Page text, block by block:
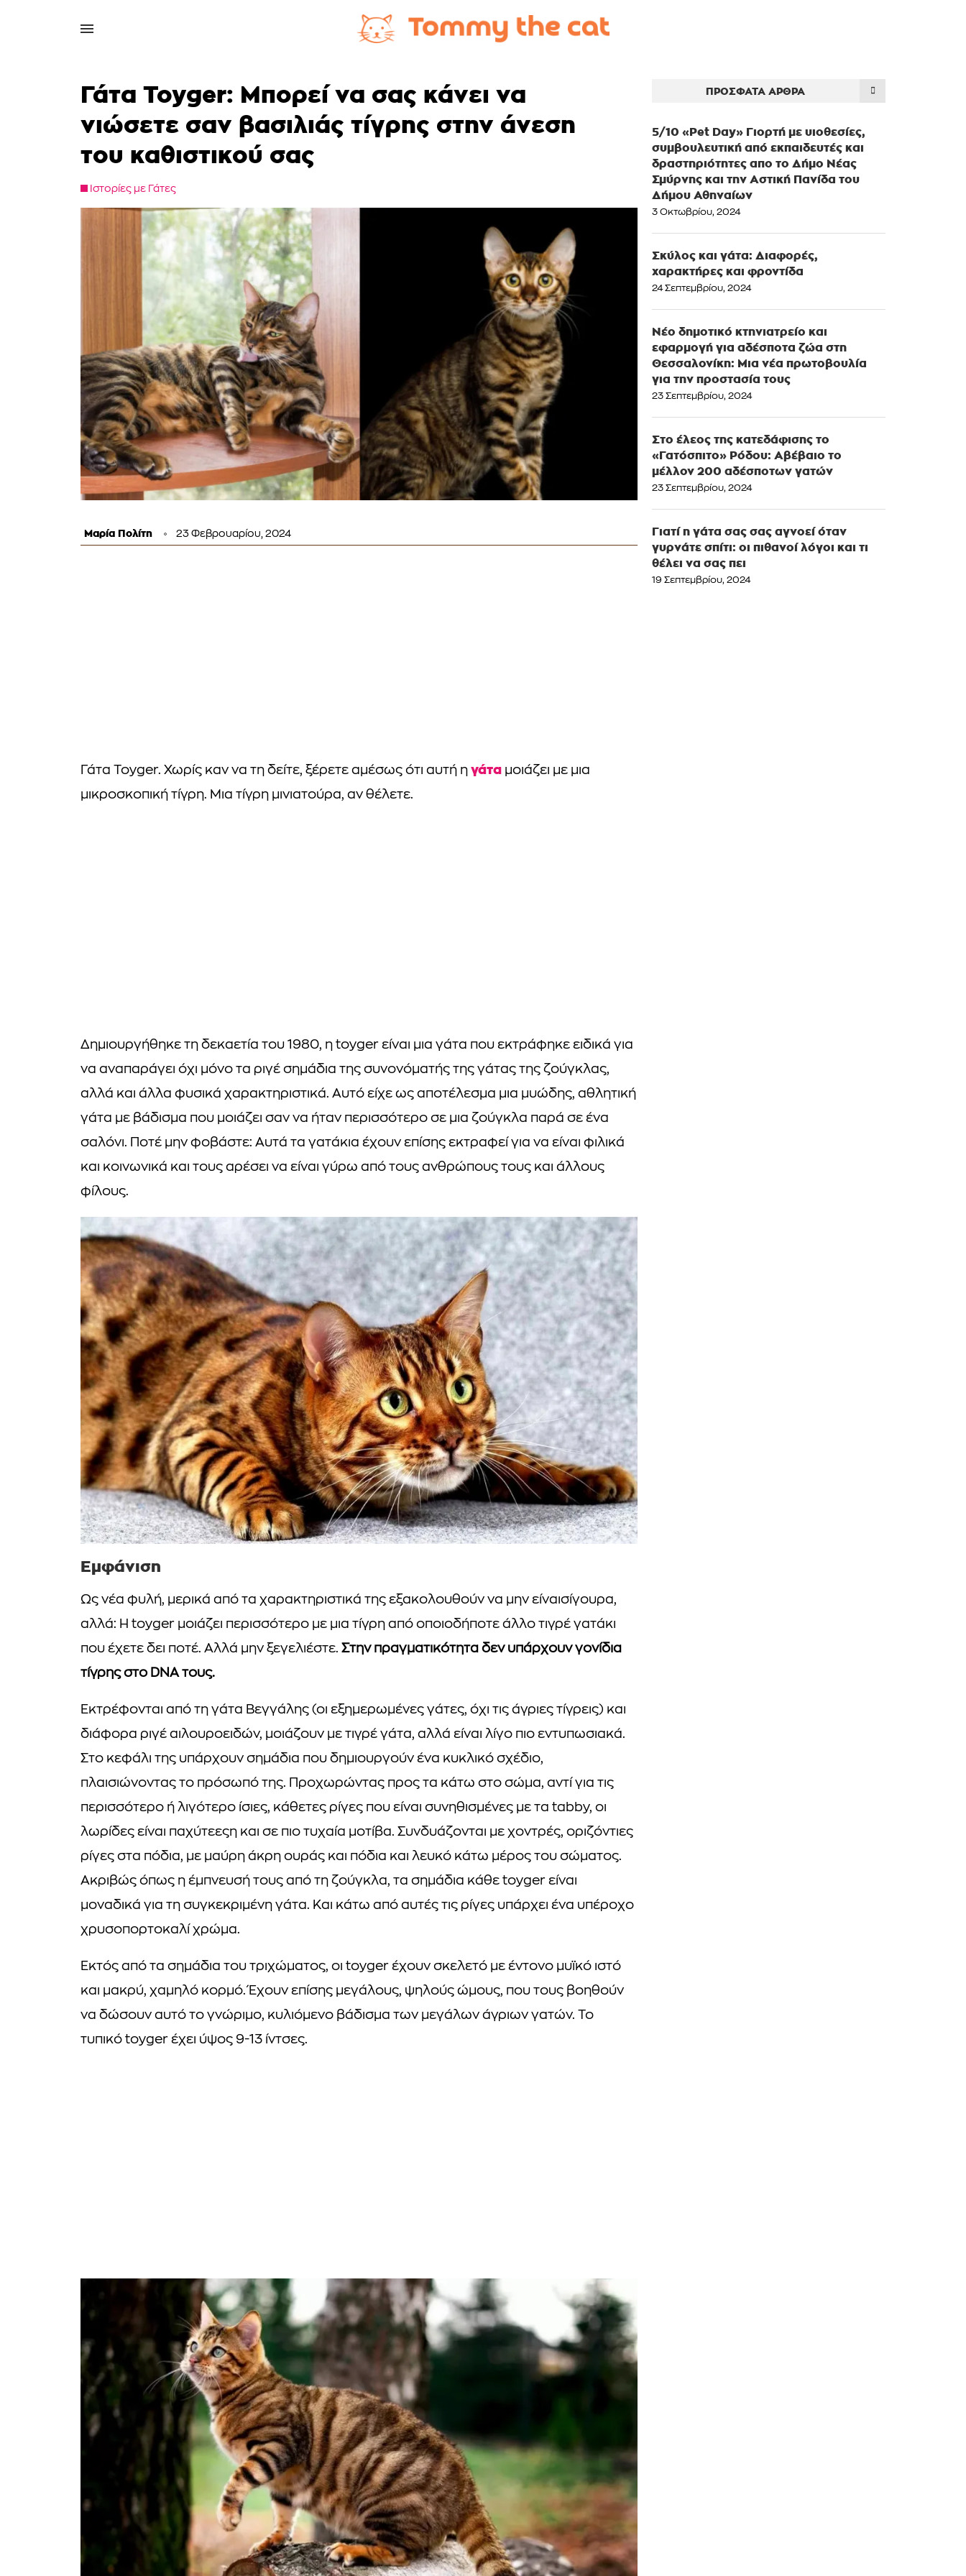
Γάτα Toyger: Μπορεί να σας κάνει να
νιώσετε σαν βασιλιάς τίγρης στην άνεση
του καθιστικού σας
Ιστορίες με Γάτες
Μαρία Πολίτη 23 Φεβρουαρίου, 2024
Γάτα Toyger. Χωρίς καν να τη δείτε, ξέρετε αμέσως ότι αυτή η γάτα μοιάζει με μια
μικροσκοπική τίγρη. Μια τίγρη μινιατούρα, αν θέλετε.
Δημιουργήθηκε τη δεκαετία του 1980, η toyger είναι μια γάτα που εκτράφηκε ειδικά για
να αναπαράγει όχι μόνο τα ριγέ σημάδια της συνονόματής της γάτας της ζούγκλας,
αλλά και άλλα φυσικά χαρακτηριστικά. Αυτό είχε ως αποτέλεσμα μια μυώδης, αθλητική
γάτα με βάδισμα που μοιάζει σαν να ήταν περισσότερο σε μια ζούγκλα παρά σε ένα
σαλόνι. Ποτέ μην φοβάστε: Αυτά τα γατάκια έχουν επίσης εκτραφεί για να είναι φιλικά
και κοινωνικά και τους αρέσει να είναι γύρω από τους ανθρώπους τους και άλλους
φίλους.
Εμφάνιση
Ως νέα φυλή, μερικά από τα χαρακτηριστικά της εξακολουθούν να μην είναισίγουρα,
αλλά: Η toyger μοιάζει περισσότερο με μια τίγρη από οποιοδήποτε άλλο τιγρέ γατάκι
που έχετε δει ποτέ. Αλλά μην ξεγελιέστε. Στην πραγματικότητα δεν υπάρχουν γονίδια
τίγρης στο DNA τους.
Εκτρέφονται από τη γάτα Βεγγάλης (οι εξημερωμένες γάτες, όχι τις άγριες τίγρεις) και
διάφορα ριγέ αιλουροειδών, μοιάζουν με τιγρέ γάτα, αλλά είναι λίγο πιο εντυπωσιακά.
Στο κεφάλι της υπάρχουν σημάδια που δημιουργούν ένα κυκλικό σχέδιο,
πλαισιώνοντας το πρόσωπό της. Προχωρώντας προς τα κάτω στο σώμα, αντί για τις
περισσότερο ή λιγότερο ίσιες, κάθετες ρίγες που είναι συνηθισμένες με τα tabby, οι
λωρίδες είναι παχύτεεςη και σε πιο τυχαία μοτίβα. Συνδυάζονται με χοντρές, οριζόντιες
ρίγες στα πόδια, με μαύρη άκρη ουράς και πόδια και λευκό κάτω μέρος του σώματος.
Ακριβώς όπως η έμπνευσή τους από τη ζούγκλα, τα σημάδια κάθε toyger είναι
μοναδικά για τη συγκεκριμένη γάτα. Και κάτω από αυτές τις ρίγες υπάρχει ένα υπέροχο
χρυσοπορτοκαλί χρώμα.
Εκτός από τα σημάδια του τριχώματος, οι toyger έχουν σκελετό με έντονο μυϊκό ιστό
και μακρύ, χαμηλό κορμό. Έχουν επίσης μεγάλους, ψηλούς ώμους, που τους βοηθούν
να δώσουν αυτό το γνώριμο, κυλιόμενο βάδισμα των μεγάλων άγριων γατών. Το
τυπικό toyger έχει ύψος 9-13 ίντσες.
ΠΡΌΣΦΑΤΑ ΆΡΘΡΑ
5/10 «Pet Day» Γιορτή με υιοθεσίες,
συμβουλευτική από εκπαιδευτές και
δραστηριότητες απο το Δήμο Νέας
Σμύρνης και την Αστική Πανίδα του
Δήμου Αθηναίων
3 Οκτωβρίου, 2024
Σκύλος και γάτα: Διαφορές,
χαρακτήρες και φροντίδα
24 Σεπτεμβρίου, 2024
Νέο δημοτικό κτηνιατρείο και
εφαρμογή για αδέσποτα ζώα στη
Θεσσαλονίκη: Μια νέα πρωτοβουλία
για την προστασία τους
23 Σεπτεμβρίου, 2024
Στο έλεος της κατεδάφισης το
«Γατόσπιτο» Ρόδου: Αβέβαιο το
μέλλον 200 αδέσποτων γατών
23 Σεπτεμβρίου, 2024
Γιατί η γάτα σας σας αγνοεί όταν
γυρνάτε σπίτι: οι πιθανοί λόγοι και τι
θέλει να σας πει
19 Σεπτεμβρίου, 2024